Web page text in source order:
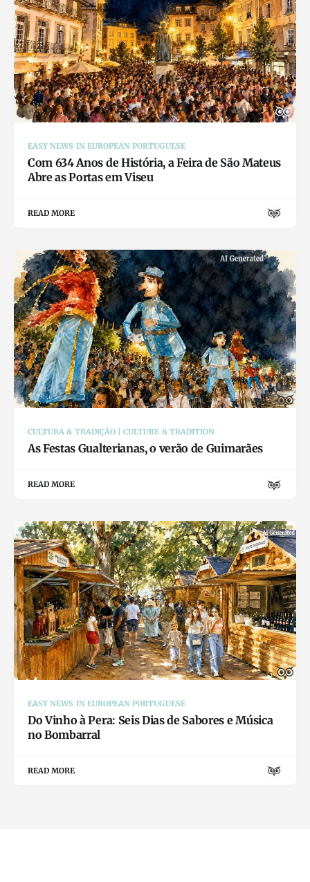
EASY NEWS IN EUROPEAN PORTUGUESE
Com 634 Anos de História, a Feira de São Mateus
Abre as Portas em Viseu
READ MORE
CULTURA & TRADIÇÃO | CULTURE & TRADITION
As Festas Gualterianas, o verão de Guimarães
READ MORE
EASY NEWS IN EUROPEAN PORTUGUESE
Do Vinho à Pera: Seis Dias de Sabores e Música
no Bombarral
READ MORE